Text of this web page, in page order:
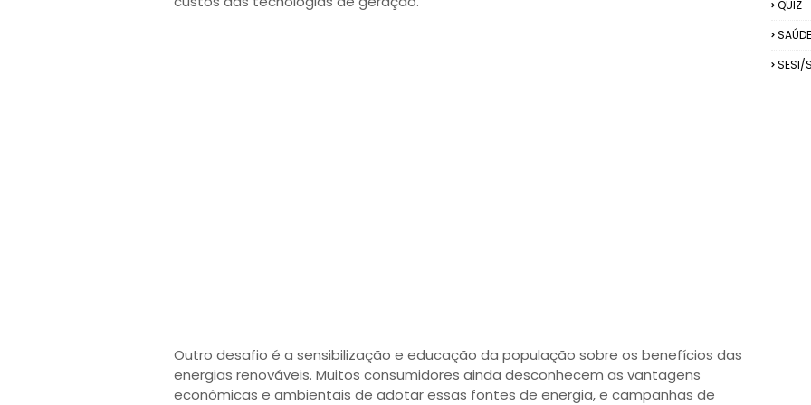
Outro desafio é a sensibilização e educação da população sobre os benefícios das
energias renováveis. Muitos consumidores ainda desconhecem as vantagens
econômicas e ambientais de adotar essas fontes de energia, e campanhas de
QUIZ
SAÚDE
SESI/